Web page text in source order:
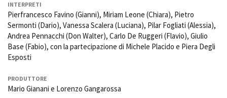
INTERPRETI
Pierfrancesco Favino (Gianni), Miriam Leone (Chiara), Pietro
Sermonti (Dario), Vanessa Scalera (Luciana), Pilar Fogliati (Alessia),
Andrea Pennacchi (Don Walter), Carlo De Ruggeri (Flavio), Giulio
Base (Fabio), con la partecipazione di Michele Placido e Piera Degli
Esposti
PRODUTTORE
Mario Gianani e Lorenzo Gangarossa